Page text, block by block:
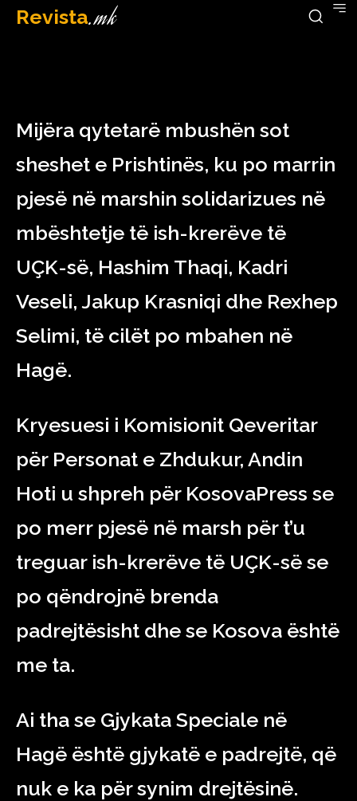
Revista.mk
April 2, 2023
Mijëra qytetarë mbushën sot
sheshet e Prishtinës, ku po marrin
pjesë në marshin solidarizues në
mbështetje të ish-krerëve të
UÇK-së, Hashim Thaqi, Kadri
Veseli, Jakup Krasniqi dhe Rexhep
Selimi, të cilët po mbahen në
Hagë.
Kryesuesi i Komisionit Qeveritar
për Personat e Zhdukur, Andin
Hoti u shpreh për KosovaPress se
po merr pjesë në marsh për t’u
treguar ish-krerëve të UÇK-së se
po qëndrojnë brenda
padrejtësisht dhe se Kosova është
me ta.
Ai tha se Gjykata Speciale në
Hagë është gjykatë e padrejtë, që
nuk e ka për synim drejtësinë.